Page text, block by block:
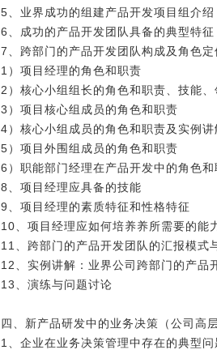
5、业界成功的组建产品开发项目组介绍
6、成功的产品开发团队具备的典型特征
7、跨部门的产品开发团队构成及角色定
1）项目经理的角色和职责
2）核心小组组长的角色和职责、技能
3）项目核心组成员的角色和职责
4）核心小组成员的角色和职责及实例讲
5）项目外围组成员的角色和职责
6）职能部门经理在产品开发中的角色
8、项目经理应具备的技能
9、项目经理的素质特征和性格特征
10、项目经理应如何培养养所需要的能
11、跨部门的产品开发团队的汇报模式
12、实例讲解：业界公司跨部门的产品
13、演练与问题讨论
四、新产品研发中的业务决策（公司高
1、企业在业务决策管理中存在的典型问